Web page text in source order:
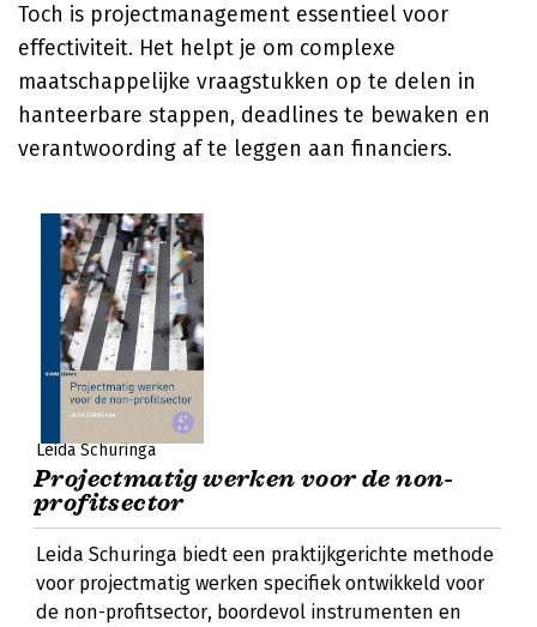
Toch is projectmanagement essentieel voor
effectiviteit. Het helpt je om complexe
maatschappelijke vraagstukken op te delen in
hanteerbare stappen, deadlines te bewaken en
verantwoording af te leggen aan financiers.
Leida Schuringa
Projectmatig werken voor de non-
profitsector
Leida Schuringa biedt een praktijkgerichte methode
voor projectmatig werken specifiek ontwikkeld voor
de non-profitsector, boordevol instrumenten en